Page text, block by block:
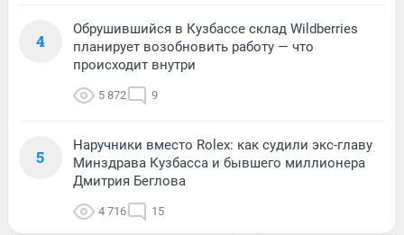
4
Обрушившийся в Кузбассе склад Wildberries
планирует возобновить работу — что
происходит внутри
5 872 9
5
Наручники вместо Rolex: как судили экс-главу
Минздрава Кузбасса и бывшего миллионера
Дмитрия Беглова
4 716 15